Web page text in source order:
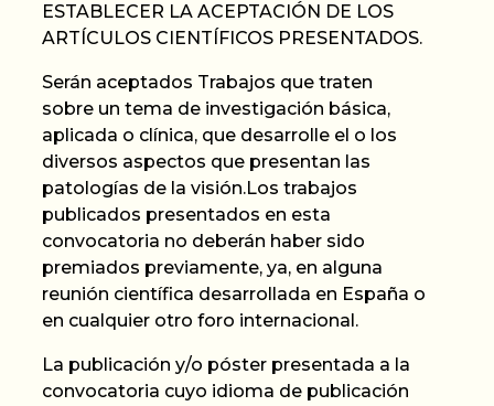
ESTABLECER LA ACEPTACIÓN DE LOS
ARTÍCULOS CIENTÍFICOS PRESENTADOS.
Serán aceptados Trabajos que traten
sobre un tema de investigación básica,
aplicada o clínica, que desarrolle el o los
diversos aspectos que presentan las
patologías de la visión.Los trabajos
publicados presentados en esta
convocatoria no deberán haber sido
premiados previamente, ya, en alguna
reunión científica desarrollada en España o
en cualquier otro foro internacional.
La publicación y/o póster presentada a la
convocatoria cuyo idioma de publicación